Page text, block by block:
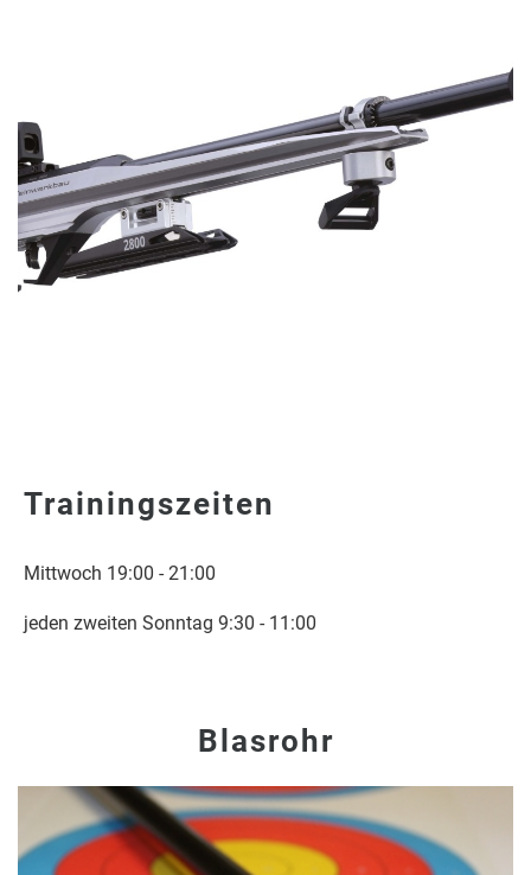
Trainingszeiten
Mittwoch 19:00 - 21:00
jeden zweiten Sonntag 9:30 - 11:00
Blasrohr